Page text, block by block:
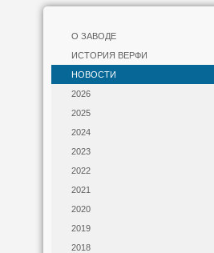
О ЗАВОДЕ
ИСТОРИЯ ВЕРФИ
НОВОСТИ
2026
2025
2024
2023
2022
2021
2020
2019
2018